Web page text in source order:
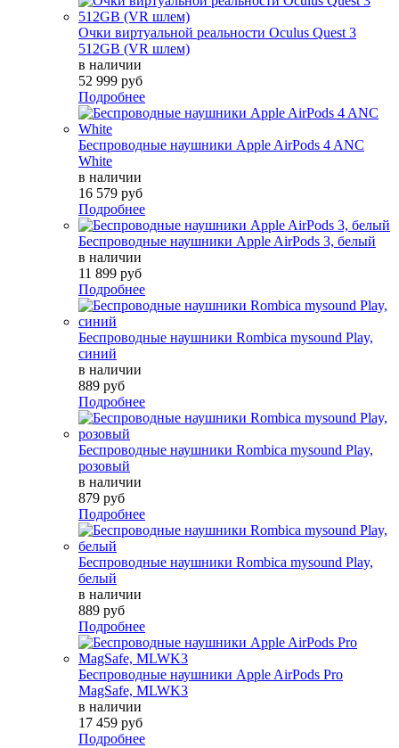
Очки виртуальной реальности Oculus Quest 3
512GB (VR шлем)
в наличии
52 999 руб
Подробнее
Беспроводные наушники Apple AirPods 4 ANC
White
в наличии
16 579 руб
Подробнее
Беспроводные наушники Apple AirPods 3, белый
в наличии
11 899 руб
Подробнее
Беспроводные наушники Rombica mysound Play,
синий
в наличии
889 руб
Подробнее
Беспроводные наушники Rombica mysound Play,
розовый
в наличии
879 руб
Подробнее
Беспроводные наушники Rombica mysound Play,
белый
в наличии
889 руб
Подробнее
Беспроводные наушники Apple AirPods Pro
MagSafe, MLWK3
в наличии
17 459 руб
Подробнее